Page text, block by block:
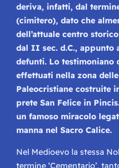
deriva, infatti, dal termine
(cimitero), dato che
dell’attuale centro
dal II sec. d.C., appunto
defunti. Lo testimoniano
effettuati nella zona
Paleocristiane costruite
prete San Felice in
un famoso miracolo
manna nel Sacro Calice.
Nel Medioevo la stessa
termine ‘Cementario’,